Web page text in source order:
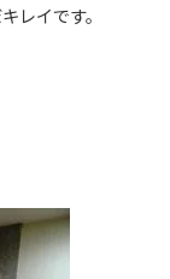
レイです。